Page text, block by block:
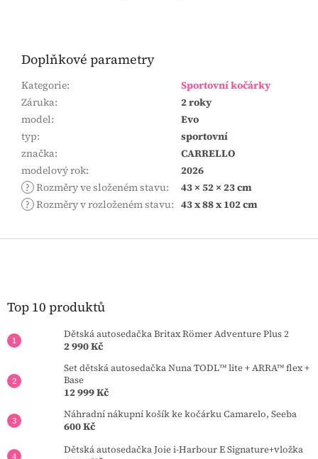
Doplňkové parametry
Kategorie:
Sportovní kočárky
Záruka:
2 roky
model:
Evo
typ:
sportovní
značka:
CARRELLO
modelový rok:
2026
? Rozměry ve složeném stavu:
43 × 52 × 23 cm
? Rozměry v rozloženém stavu: 43 x 88 x 102 cm
Z
Top 10 produktů
Dětská autosedačka Britax Römer Adventure Plus 2
2 990 Kč
Set dětská autosedačka Nuna TODL™ lite + ARRA™ flex +
Base
12 999 Kč
Náhradní nákupní košík ke kočárku Camarelo, Seeba
600 Kč
Dětská autosedačka Joie i-Harbour E Signature+vložka